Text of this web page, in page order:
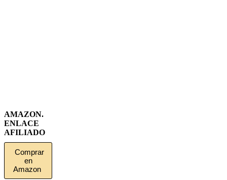
AMAZON.
ENLACE
AFILIADO
Comprar
en
Amazon